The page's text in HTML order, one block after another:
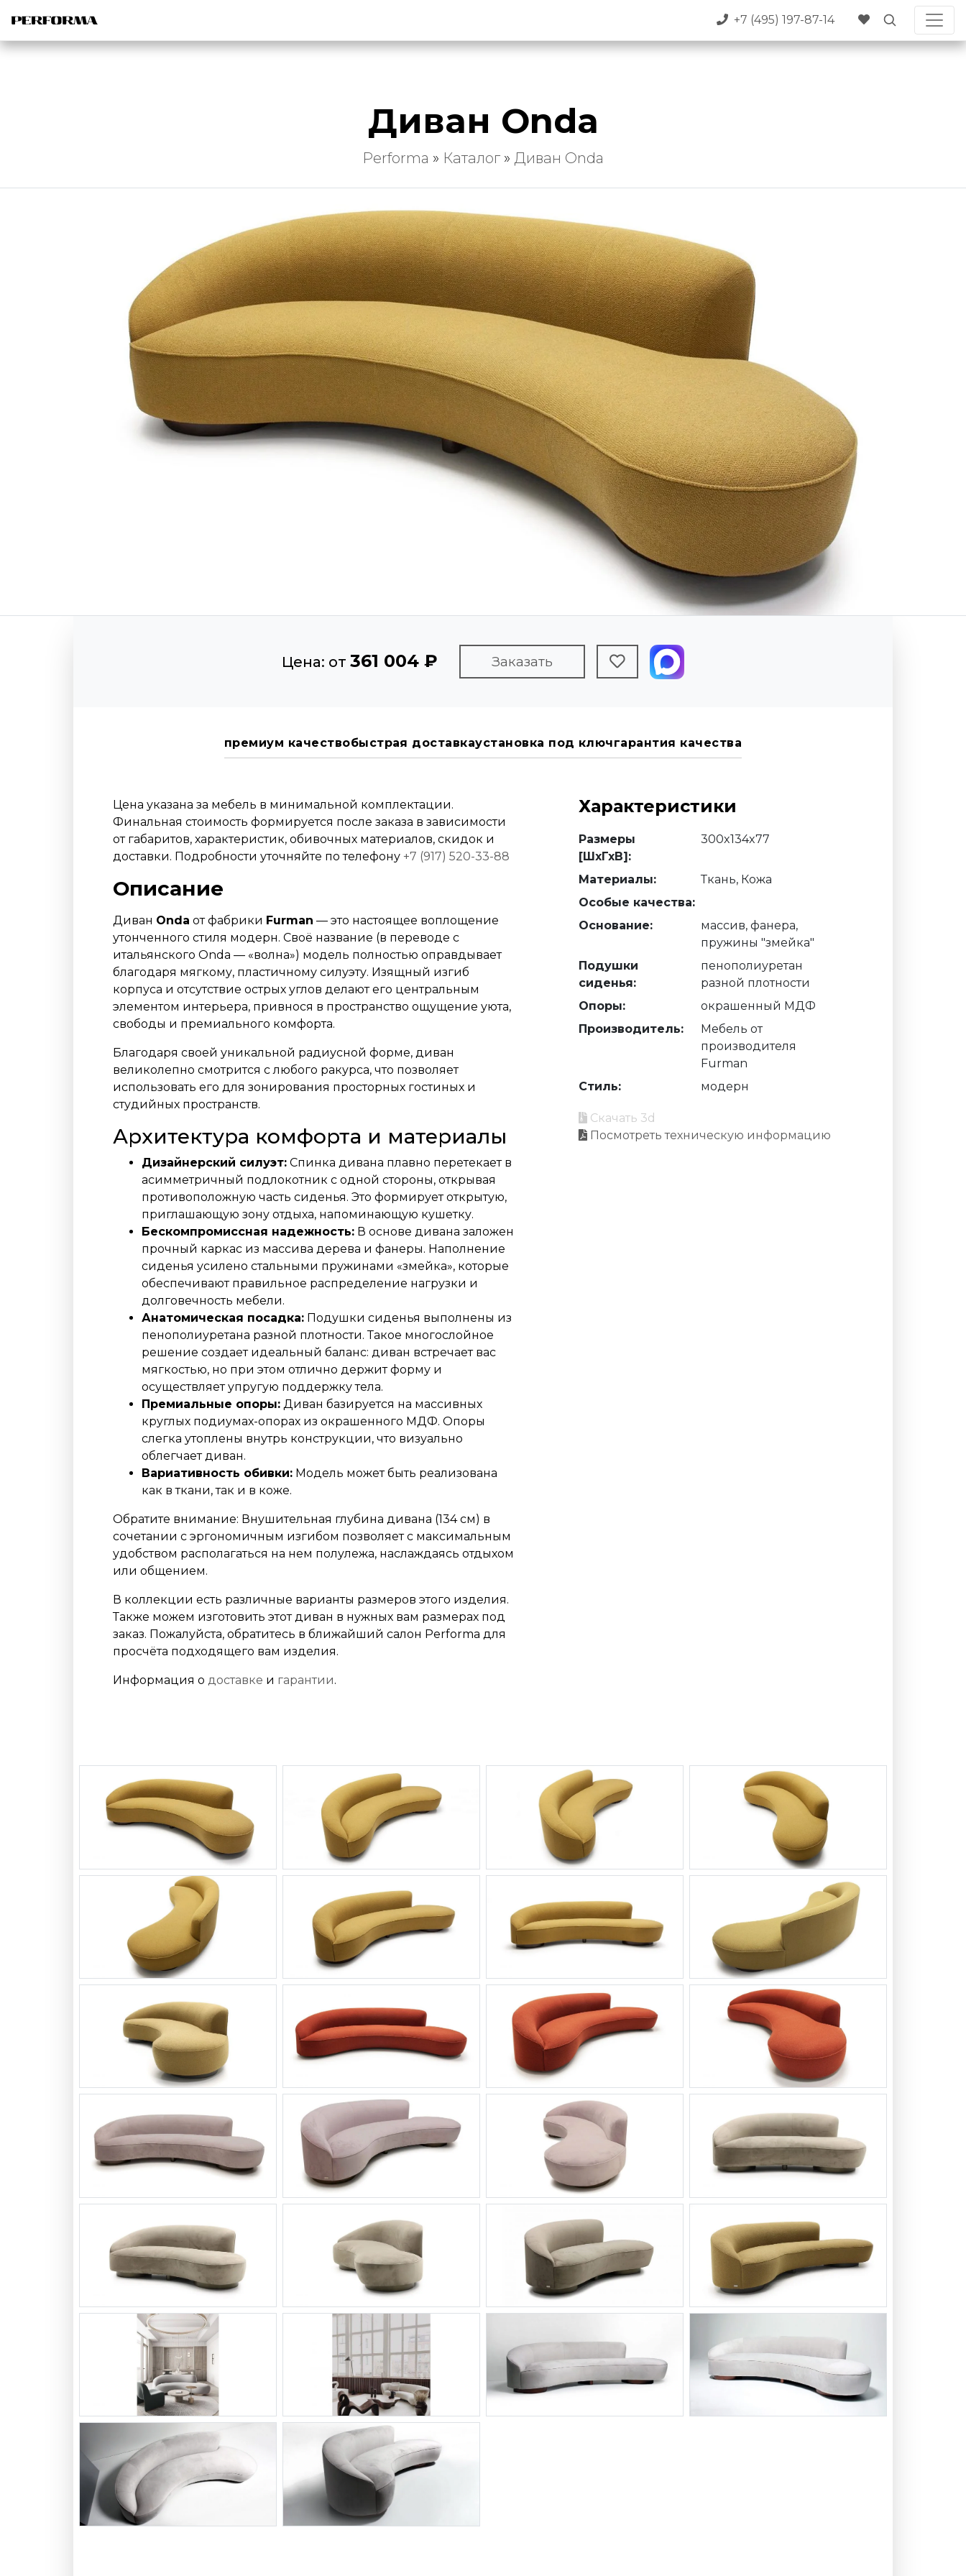
+7 (495) 197-87-14
Диван Onda
Performa » Каталог » Диван Onda
Цена: от 361 004 ₽ Заказать
премиум качествобыстрая доставкаустановка под ключгарантия качества
Цена указана за мебель в минимальной комплектации.
Финальная стоимость формируется после заказа в зависимости
от габаритов, характеристик, обивочных материалов, скидок и
доставки. Подробности уточняйте по телефону +7 (917) 520-33-88
Описание
Диван Onda от фабрики Furman — это настоящее воплощение
утонченного стиля модерн. Своё название (в переводе с
итальянского Onda — «волна») модель полностью оправдывает
благодаря мягкому, пластичному силуэту. Изящный изгиб
корпуса и отсутствие острых углов делают его центральным
элементом интерьера, привнося в пространство ощущение уюта,
свободы и премиального комфорта.
Благодаря своей уникальной радиусной форме, диван
великолепно смотрится с любого ракурса, что позволяет
использовать его для зонирования просторных гостиных и
студийных пространств.
Архитектура комфорта и материалы
Дизайнерский силуэт: Спинка дивана плавно перетекает в
асимметричный подлокотник с одной стороны, открывая
противоположную часть сиденья. Это формирует открытую,
приглашающую зону отдыха, напоминающую кушетку.
Бескомпромиссная надежность: В основе дивана заложен
прочный каркас из массива дерева и фанеры. Наполнение
сиденья усилено стальными пружинами «змейка», которые
обеспечивают правильное распределение нагрузки и
долговечность мебели.
Анатомическая посадка: Подушки сиденья выполнены из
пенополиуретана разной плотности. Такое многослойное
решение создает идеальный баланс: диван встречает вас
мягкостью, но при этом отлично держит форму и
осуществляет упругую поддержку тела.
Премиальные опоры: Диван базируется на массивных
круглых подиумах-опорах из окрашенного МДФ. Опоры
слегка утоплены внутрь конструкции, что визуально
облегчает диван.
Вариативность обивки: Модель может быть реализована
как в ткани, так и в коже.
Обратите внимание: Внушительная глубина дивана (134 см) в
сочетании с эргономичным изгибом позволяет с максимальным
удобством располагаться на нем полулежа, наслаждаясь отдыхом
или общением.
В коллекции есть различные варианты размеров этого изделия.
Также можем изготовить этот диван в нужных вам размерах под
заказ. Пожалуйста, обратитесь в ближайший салон Performa для
просчёта подходящего вам изделия.
Информация о доставке и гарантии.
Характеристики
Размеры
[ШхГхВ]:
300x134x77
Материалы:
Ткань, Кожа
Особые качества:
Основание:
массив, фанера,
пружины "змейка"
Подушки
сиденья:
пенополиуретан
разной плотности
Опоры:
окрашенный МДФ
Производитель:
Мебель от
производителя
Furman
Стиль:
модерн
Скачать 3d
Посмотреть техническую информацию